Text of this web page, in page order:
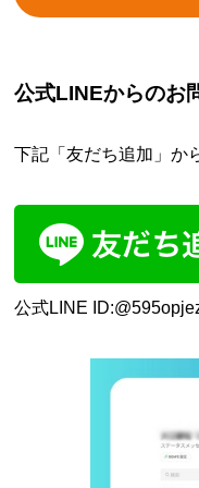
公式LINEからのお
下記「友だち追加」か
公式LINE